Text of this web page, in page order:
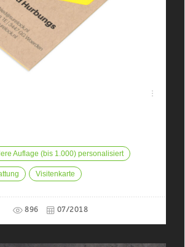
Auflage (bis 1.000) personalisiert
Visitenkarte
896 07/2018